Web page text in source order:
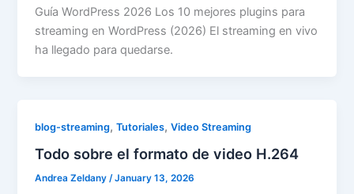
Guía WordPress 2026 Los 10 mejores plugins para
streaming en WordPress (2026) El streaming en vivo
ha llegado para quedarse.
blog-streaming,Tutoriales,Video Streaming
Todo sobre el formato de video H.264
Andrea Zeldany/January 13, 2026